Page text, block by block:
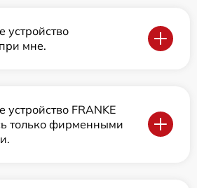
устройство
мне.
устройство FRANKE
только фирменными